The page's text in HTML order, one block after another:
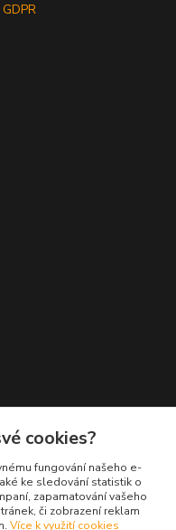
cookies?
fungování našeho e-
ke sledování statistik o
zapamatování vašeho
či zobrazení reklam
Více k využití cookies